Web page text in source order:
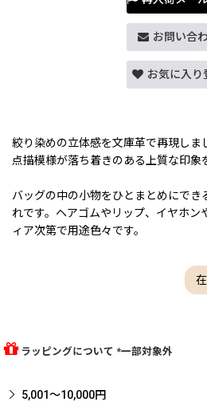
お問い合
お気に入り
絞り染めの立体感を文庫革で再現しま
点描模様が落ち着きのある上質な印象
バッグの中の小物をひとまとめにでき
れです。ヘアゴムやリップ、イヤホン
ィア次第で用途色々です。
ラッピングについて *一部対象外
5,001〜10,000円